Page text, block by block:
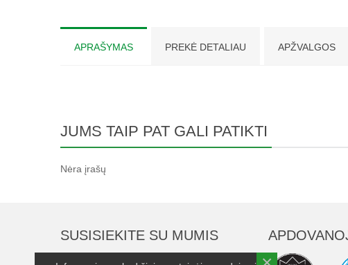
APRAŠYMAS PREKĖ DETALIAU APŽVALGOS
JUMS TAIP PAT GALI PATIKTI
Nėra įrašų
SUSISIEKITE SU MUMIS